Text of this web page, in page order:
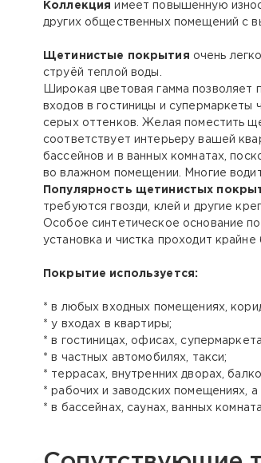
Коллекция имеет повышенную
других общественных помещений с
Щетинистые покрытия очень
струёй теплой воды.
Широкая цветовая гамма позволяет
входов в гостиницы и супермаркеты
серых оттенков. Желая поместить
соответствует интерьеру вашей
бассейнов и в ванных комнатах,
во влажном помещении. Многие
Популярность щетинистых
требуются гвозди, клей и другие
Особое синтетическое основание
установка и чистка проходит крайне
Покрытие используется:
* в любых входных помещениях,
* у входах в квартиры;
* в гостиницах, офисах,
* в частных автомобилях, такси;
* террасах, внутренних дворах,
* рабочих и заводских помещениях,
* в бассейнах, саунах, ванных